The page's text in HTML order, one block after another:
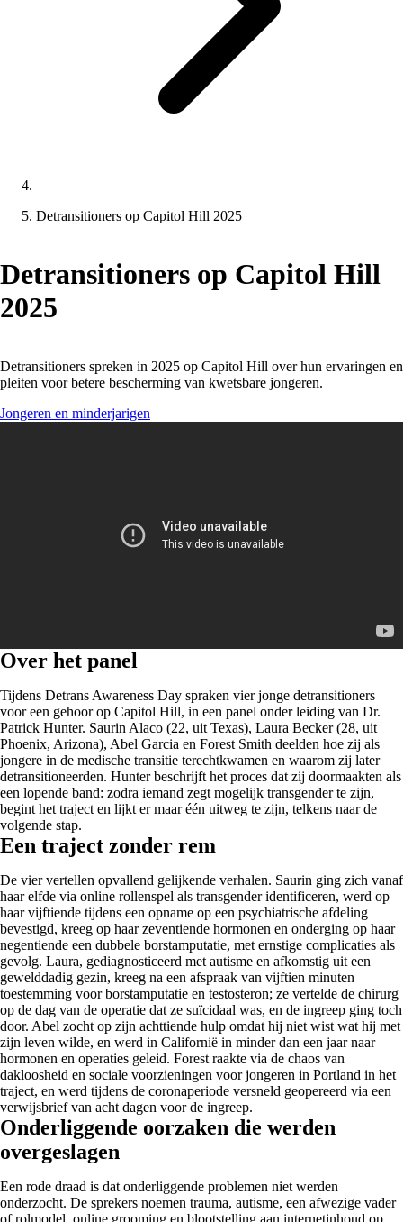
Detransitioners op Capitol Hill 2025
Detransitioners op Capitol Hill
2025
Detransitioners spreken in 2025 op Capitol Hill over hun ervaringen en
pleiten voor betere bescherming van kwetsbare jongeren.
Jongeren en minderjarigen
Over het panel
Tijdens Detrans Awareness Day spraken vier jonge detransitioners
voor een gehoor op Capitol Hill, in een panel onder leiding van Dr.
Patrick Hunter. Saurin Alaco (22, uit Texas), Laura Becker (28, uit
Phoenix, Arizona), Abel Garcia en Forest Smith deelden hoe zij als
jongere in de medische transitie terechtkwamen en waarom zij later
detransitioneerden. Hunter beschrijft het proces dat zij doormaakten als
een lopende band: zodra iemand zegt mogelijk transgender te zijn,
begint het traject en lijkt er maar één uitweg te zijn, telkens naar de
volgende stap.
Een traject zonder rem
De vier vertellen opvallend gelijkende verhalen. Saurin ging zich vanaf
haar elfde via online rollenspel als transgender identificeren, werd op
haar vijftiende tijdens een opname op een psychiatrische afdeling
bevestigd, kreeg op haar zeventiende hormonen en onderging op haar
negentiende een dubbele borstamputatie, met ernstige complicaties als
gevolg. Laura, gediagnosticeerd met autisme en afkomstig uit een
gewelddadig gezin, kreeg na een afspraak van vijftien minuten
toestemming voor borstamputatie en testosteron; ze vertelde de chirurg
op de dag van de operatie dat ze suïcidaal was, en de ingreep ging toch
door. Abel zocht op zijn achttiende hulp omdat hij niet wist wat hij met
zijn leven wilde, en werd in Californië in minder dan een jaar naar
hormonen en operaties geleid. Forest raakte via de chaos van
dakloosheid en sociale voorzieningen voor jongeren in Portland in het
traject, en werd tijdens de coronaperiode versneld geopereerd via een
verwijsbrief van acht dagen voor de ingreep.
Onderliggende oorzaken die werden
overgeslagen
Een rode draad is dat onderliggende problemen niet werden
onderzocht. De sprekers noemen trauma, autisme, een afwezige vader
of rolmodel, online grooming en blootstelling aan internetinhoud op